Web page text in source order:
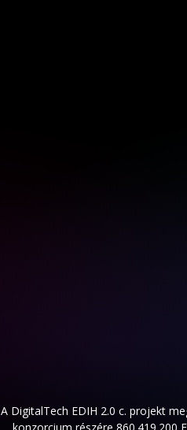
A DigitalTech EDIH 2.0 c. projekt